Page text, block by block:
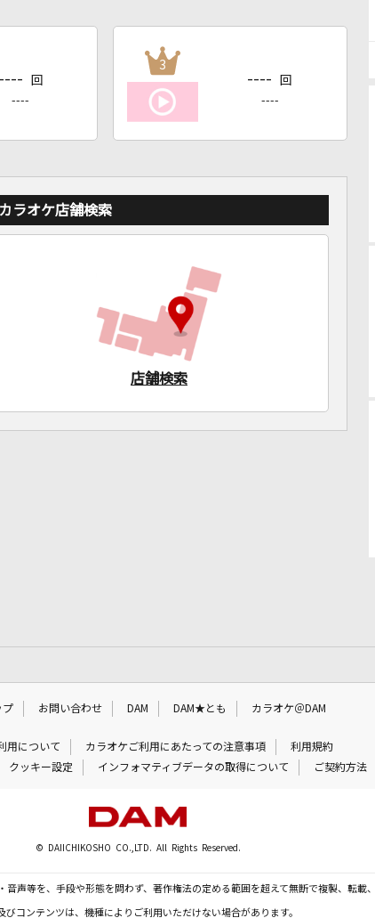
---- 回
----
3
---- 回
----
カラオケ店舗検索
店舗検索
プ お問い合わせ DAM DAM★とも カラオケ＠DAM
用について カラオケご利用にあたっての注意事項
利用規約
クッキー設定 インフォマティブデータの取得について ご契約方法
© DAIICHIKOSHO CO.,LTD. All Rights Reserved.
声等を、手段や形態を問わず、著作権法の定める範囲を超えて無断で複製、転載
びコンテンツは、機種によりご利用いただけない場合があります。